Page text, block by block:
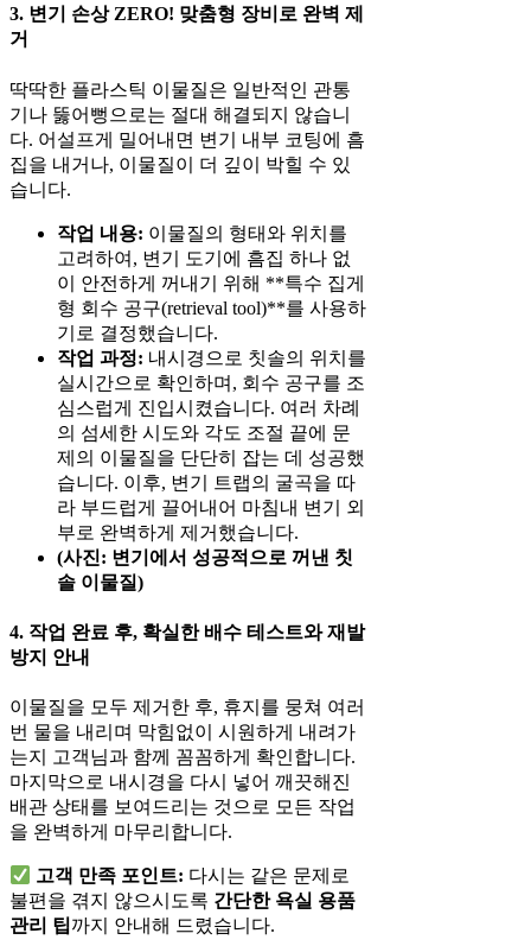
3. 변기 손상 ZERO! 맞춤형 장비로 완벽 제
거
딱딱한 플라스틱 이물질은 일반적인 관통
기나 뚫어뻥으로는 절대 해결되지 않습니
다. 어설프게 밀어내면 변기 내부 코팅에 흠
집을 내거나, 이물질이 더 깊이 박힐 수 있
습니다.
작업 내용: 이물질의 형태와 위치를
고려하여, 변기 도기에 흠집 하나 없
이 안전하게 꺼내기 위해 **특수 집게
형 회수 공구(retrieval tool)**를 사용하
기로 결정했습니다.
작업 과정: 내시경으로 칫솔의 위치를
실시간으로 확인하며, 회수 공구를 조
심스럽게 진입시켰습니다. 여러 차례
의 섬세한 시도와 각도 조절 끝에 문
제의 이물질을 단단히 잡는 데 성공했
습니다. 이후, 변기 트랩의 굴곡을 따
라 부드럽게 끌어내어 마침내 변기 외
부로 완벽하게 제거했습니다.
(사진: 변기에서 성공적으로 꺼낸 칫
솔 이물질)
4. 작업 완료 후, 확실한 배수 테스트와 재발
방지 안내
이물질을 모두 제거한 후, 휴지를 뭉쳐 여러
번 물을 내리며 막힘없이 시원하게 내려가
는지 고객님과 함께 꼼꼼하게 확인합니다.
마지막으로 내시경을 다시 넣어 깨끗해진
배관 상태를 보여드리는 것으로 모든 작업
을 완벽하게 마무리합니다.
고객 만족 포인트: 다시는 같은 문제로
불편을 겪지 않으시도록 간단한 욕실 용품
관리 팁까지 안내해 드렸습니다.